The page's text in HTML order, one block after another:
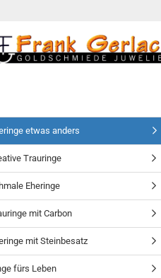
etwas anders
Trauringe
Eheringe
mit Carbon
mit Steinbesatz
fürs Leben